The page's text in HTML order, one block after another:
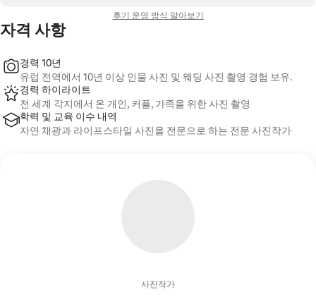
후기 운영 방식 알아보기
자격 사항
사진작가
경력 10년
유럽 전역에서 10년 이상 인물 사진 및 웨딩 사진 촬영 경험 보유.
경력 하이라이트
전 세계 각지에서 온 개인, 커플, 가족을 위한 사진 촬영
학력 및 교육 이수 내역
자연 채광과 라이프스타일 사진을 전문으로 하는 전문 사진작가